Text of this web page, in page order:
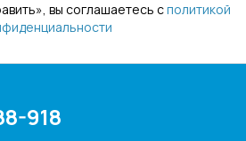
вы соглашаетесь сполитикой
918